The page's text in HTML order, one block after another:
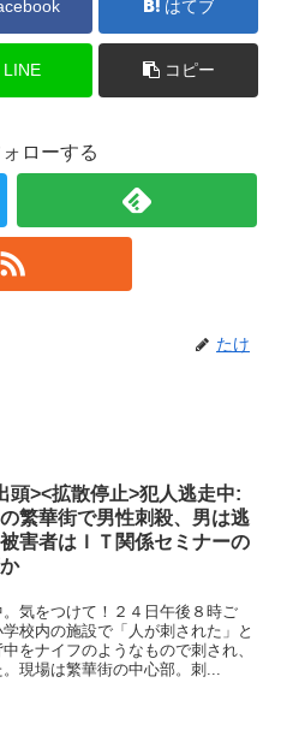
はてブ
LINE コピー
ローする
たけ
頭><拡散停止>犯人逃走中:
繁華街で男性刺殺、男は逃
害者はＩＴ関係セミナーの
気をつけて！２４日午後８時ご
校内の施設で「人が刺された」と
をナイフのようなもので刺され、
現場は繁華街の中心部。刺...